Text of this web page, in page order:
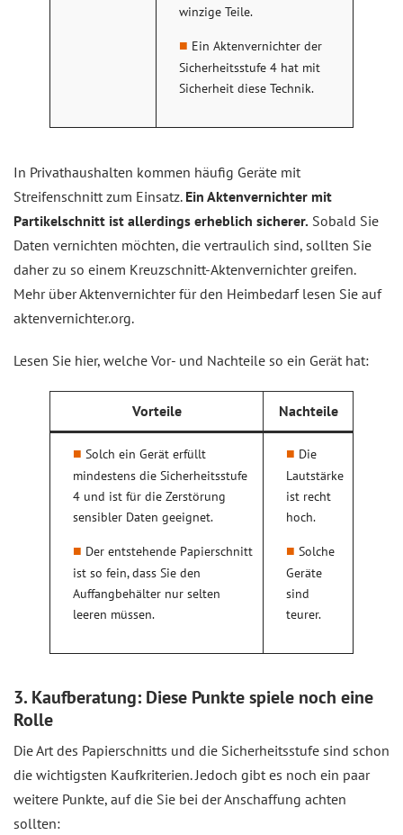
winzige Teile.
Ein Aktenvernichter der
Sicherheitsstufe 4 hat mit
Sicherheit diese Technik.
In Privathaushalten kommen häufig Geräte mit
Streifenschnitt zum Einsatz. Ein Aktenvernichter mit
Partikelschnitt ist allerdings erheblich sicherer. Sobald Sie
Daten vernichten möchten, die vertraulich sind, sollten Sie
daher zu so einem Kreuzschnitt-Aktenvernichter greifen.
Mehr über Aktenvernichter für den Heimbedarf lesen Sie auf
aktenvernichter.org.
Lesen Sie hier, welche Vor- und Nachteile so ein Gerät hat:
Vorteile Nachteile
Solch ein Gerät erfüllt
mindestens die Sicherheitsstufe
4 und ist für die Zerstörung
sensibler Daten geeignet.
Der entstehende Papierschnitt
ist so fein, dass Sie den
Auffangbehälter nur selten
leeren müssen.
Die
Lautstärke
ist recht
hoch.
Solche
Geräte
sind
teurer.
3. Kaufberatung: Diese Punkte spiele noch eine
Rolle
Die Art des Papierschnitts und die Sicherheitsstufe sind schon
die wichtigsten Kaufkriterien. Jedoch gibt es noch ein paar
weitere Punkte, auf die Sie bei der Anschaffung achten
sollten: